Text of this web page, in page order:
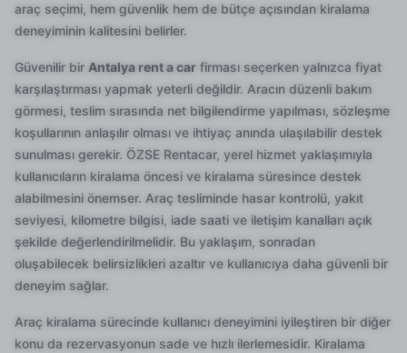
araç seçimi, hem güvenlik hem de bütçe açısından kiralama
deneyiminin kalitesini belirler.
Güvenilir bir Antalya rent a car firması seçerken yalnızca fiyat
karşılaştırması yapmak yeterli değildir. Aracın düzenli bakım
görmesi, teslim sırasında net bilgilendirme yapılması, sözleşme
koşullarının anlaşılır olması ve ihtiyaç anında ulaşılabilir destek
sunulması gerekir. ÖZSE Rentacar, yerel hizmet yaklaşımıyla
kullanıcıların kiralama öncesi ve kiralama süresince destek
alabilmesini önemser. Araç tesliminde hasar kontrolü, yakıt
seviyesi, kilometre bilgisi, iade saati ve iletişim kanalları açık
şekilde değerlendirilmelidir. Bu yaklaşım, sonradan
oluşabilecek belirsizlikleri azaltır ve kullanıcıya daha güvenli bir
deneyim sağlar.
Araç kiralama sürecinde kullanıcı deneyimini iyileştiren bir diğer
konu da rezervasyonun sade ve hızlı ilerlemesidir. Kiralama